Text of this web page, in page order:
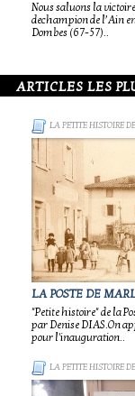
Nous saluons la
dechampion de l’Ain
Dombes (67-57)..
ARTICLES LES
LA PETITE HISTOIRE
LA POSTE DE
"Petite histoire" de la
par Denise DIAS.On
pour l'inauguration..
LA PETITE HISTOIRE